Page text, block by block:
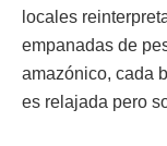
locales
empanadas de
amazónico, cada
es relajada pero